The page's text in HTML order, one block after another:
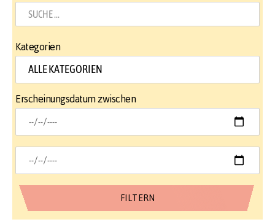
Kategorien
Erscheinungsdatum zwischen